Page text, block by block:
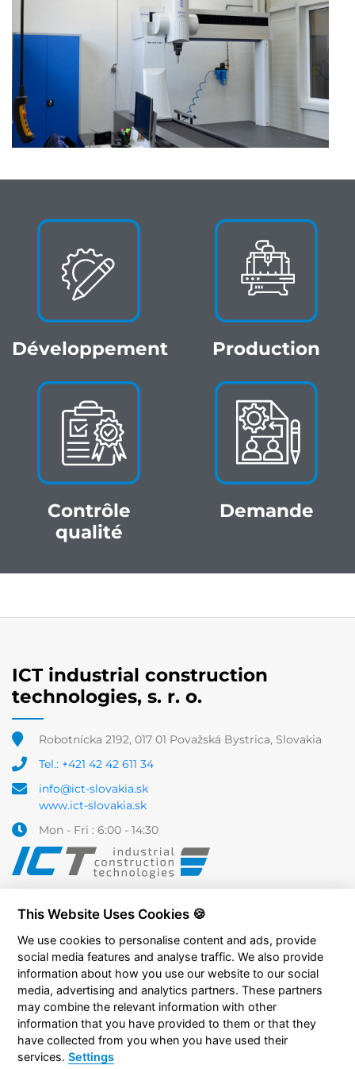
Développement Production
Contrôle
qualité
Demande
ICT industrial construction
technologies, s. r. o.
Robotnícka 2192, 017 01 Považská Bystrica, Slovakia
Tel.: +421 42 42 611 34
info@ict-slovakia.sk
www.ict-slovakia.sk
Mon - Fri : 6:00 - 14:30
This Website Uses Cookies 🍪
We use cookies to personalise content and ads, provide
social media features and analyse traffic. We also provide
information about how you use our website to our social
media, advertising and analytics partners. These partners
may combine the relevant information with other
information that you have provided to them or that they
have collected from you when you have used their
services.Settings